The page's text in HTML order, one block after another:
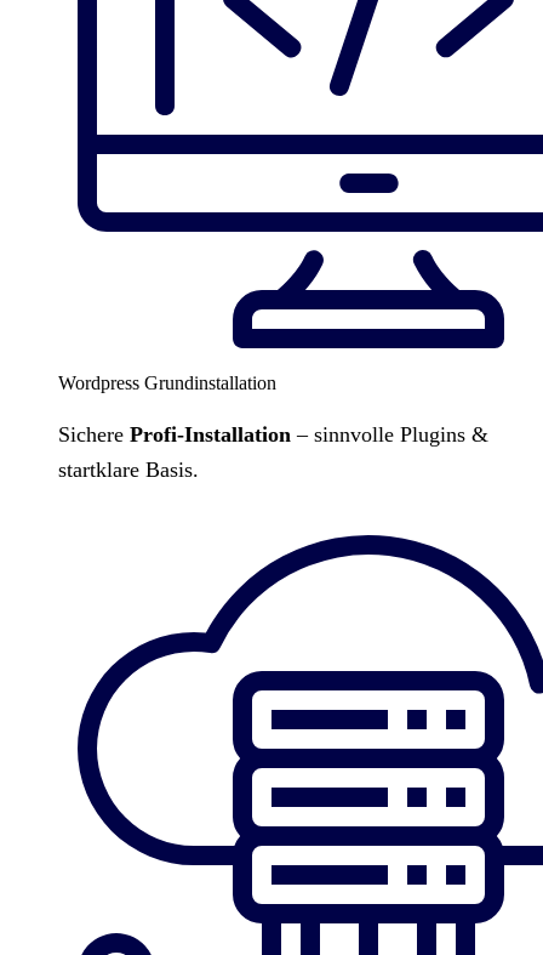
Wordpress Grundinstallation
Sichere Profi-Installation – sinnvolle Plugins &
startklare Basis.